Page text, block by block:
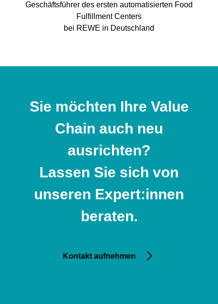
Geschäftsführer des ersten automatisierten Food
Fulfillment Centers
bei REWE in Deutschland
Sie möchten Ihre Value
Chain auch neu
ausrichten?
Lassen Sie sich von
unseren Expert:innen
beraten.
Kontakt aufnehmen